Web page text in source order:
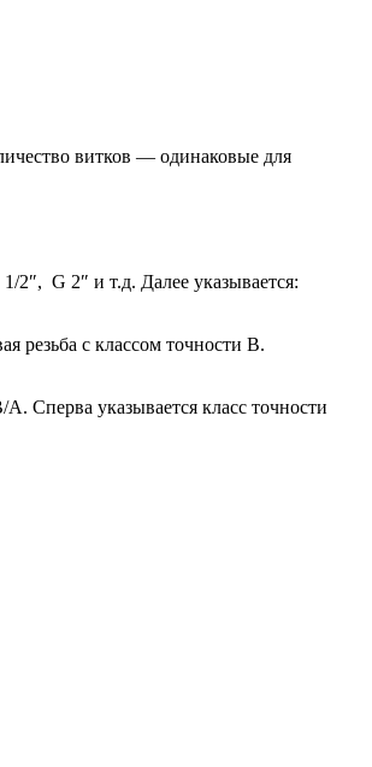
витков — одинаковые для
2″, G 2″ и т.д. Далее указывается:
с классом точности B.
Сперва указывается класс точности